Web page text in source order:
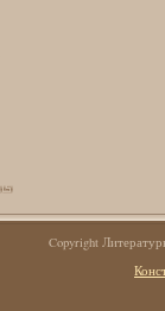
Copyright